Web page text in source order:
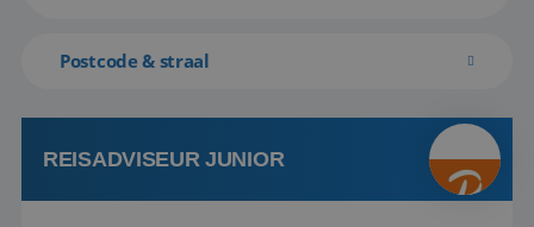
Postcode & straal
REISADVISEUR JUNIOR